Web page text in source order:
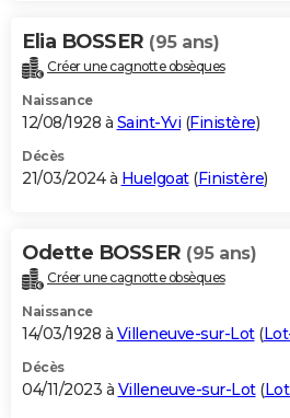
Elia BOSSER (95 ans)
Créer une cagnotte obsèques
Naissance
12/08/1928 à Saint-Yvi (Finistère)
Décès
21/03/2024 à Huelgoat(Finistère)
Odette BOSSER (95 ans)
Créer une cagnotte obsèques
Naissance
14/03/1928 à Villeneuve-sur-Lot(
Décès
04/11/2023 à Villeneuve-sur-Lot(